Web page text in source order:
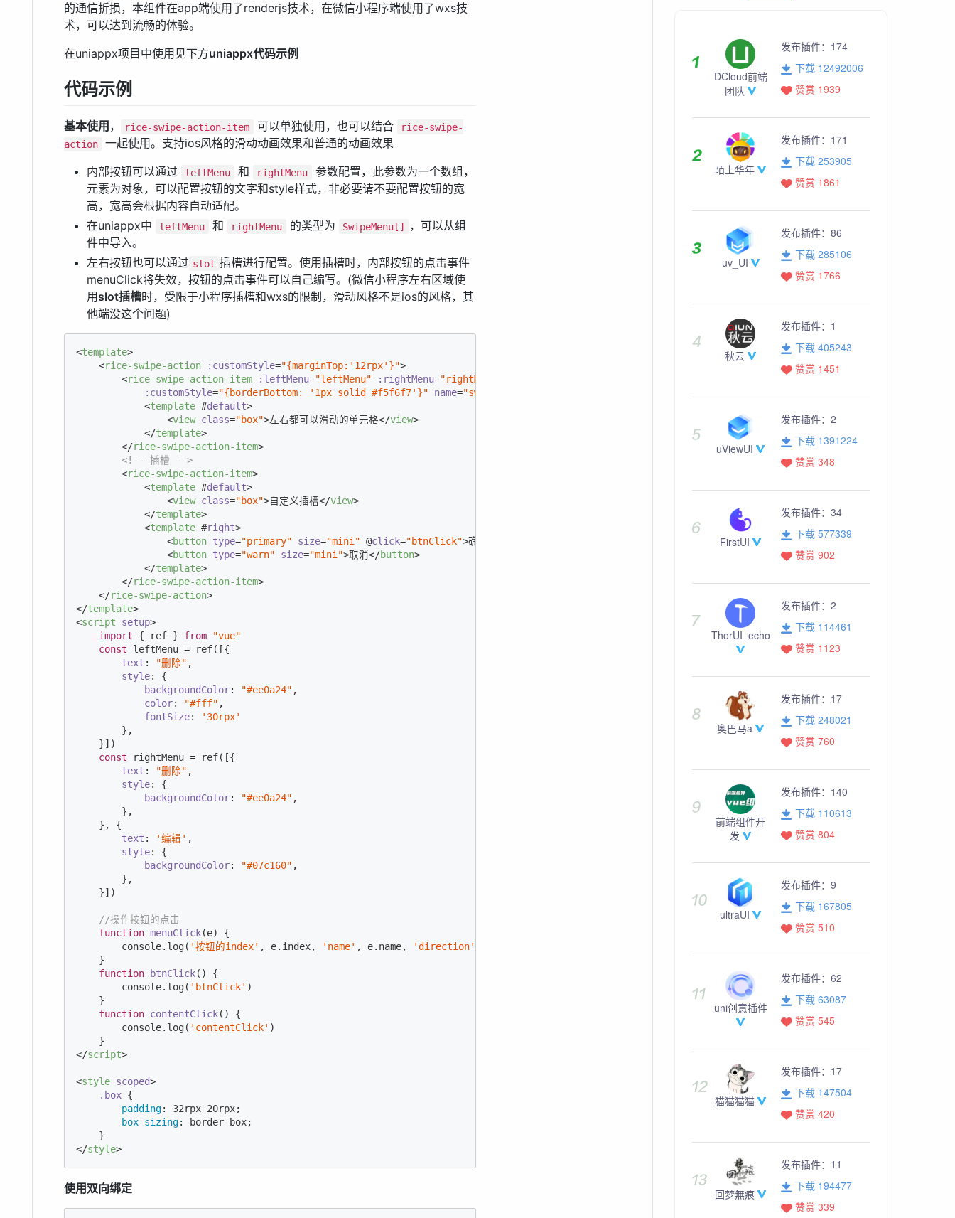
的通信折损，本组件在app端使用了renderjs技术，在微信小程序端使用了wxs技
术，可以达到流畅的体验。
在uniappx项目中使用见下方uniappx代码示例
代码示例
基本使用 ， rice-swipe-action-item 可以单独使用，也可以结合
rice-swipe-
action
一起使用。支持ios风格的滑动动画效果和普通的动画效果
内部按钮可以通过
leftMenu 和 rightMenu
参数配置，此参数为一个数组，
元素为对象，可以配置按钮的文字和style样式，非必要请不要配置按钮的宽
高，宽高会根据内容自动适配。
在uniappx中
leftMenu 和 rightMenu 的类型为 SwipeMenu[]
，可以从组
件中导入。
左右按钮也可以通过 slot 插槽进行配置。使用插槽时，内部按钮的点击事件
menuClick将失效，按钮的点击事件可以自己编写。(微信小程序左右区域使
用slot插槽时，受限于小程序插槽和wxs的限制，滑动风格不是ios的风格，其
他端没这个问题)
<template>
<rice-swipe-action :customStyle="{marginTop:'12rpx'}">
<rice-swipe-action-item :leftMenu="leftMenu" :rightMenu="rightMenu"
:customStyle="{borderBottom: '1px solid #f5f6f7'}" name="swipe"
<template #default>
<view class="box">左右都可以滑动的单元格</view>
</template>
</rice-swipe-action-item>
<!-- 插槽 -->
<rice-swipe-action-item>
<template #default>
<view class="box">自定义插槽</view>
</template>
<template #right>
<button type="primary" size="mini" @click="btnClick">确定
<button type="warn" size="mini">取消</button>
</template>
</rice-swipe-action-item>
</rice-swipe-action>
</template>
<script setup>
import { ref } from
"vue"
const leftMenu = ref([{
text : "删除" ,
style: {
backgroundColor: "#ee0a24" ,
color: "#fff" ,
fontSize:
'30rpx'
        },
    }])
const rightMenu = ref([{
text : "删除" ,
style: {
backgroundColor: "#ee0a24" ,
        },
    }, {
text : '编辑' ,
style: {
backgroundColor: "#07c160" ,
        },
    }])
//操作按钮的点击
function menuClick(e) {
console.log( '按钮的index' , e.index, 'name' , e.name, 'direction'
    }
function
btnClick( ) {
console.log( 'btnClick' )
    }
function contentClick( ) {
console.log( 'contentClick' )
</script>
<style scoped>
.box {
padding: 32rpx 20rpx;
box-sizing: border-box;
</style>
使用双向绑定
DCloud前端
团队
发布插件： 174
下载 12492006
赞赏 1939
陌上华年
发布插件： 171
下载 253905
赞赏 1861
uv_UI
发布插件： 86
下载 285106
赞赏 1766
秋云
发布插件： 1
下载 405243
赞赏 1451
uViewUI
发布插件： 2
下载 1391224
赞赏 348
FirstUI
发布插件： 34
下载 577339
赞赏 902
ThorUI_echo
发布插件： 2
下载 114461
赞赏 1123
奥巴马a
发布插件： 17
下载 248021
赞赏 760
前端组件开
发
发布插件： 140
下载 110613
赞赏 804
ultraUI
发布插件： 9
下载 167805
赞赏 510
uni创意插件
发布插件： 62
下载 63087
赞赏 545
猫猫猫猫
发布插件： 17
下载 147504
赞赏 420
回梦無痕
发布插件： 11
下载 194477
赞赏 339